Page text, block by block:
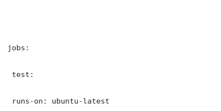
jobs:
test:
runs-on: ubuntu-latest